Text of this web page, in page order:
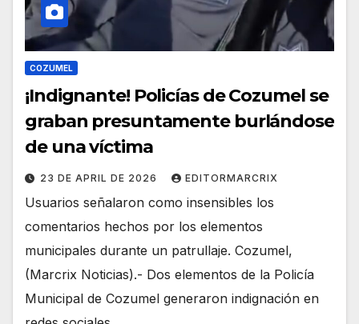
COZUMEL
¡Indignante! Policías de Cozumel se
graban presuntamente burlándose
de una víctima
23 DE APRIL DE 2026 EDITORMARCRIX
Usuarios señalaron como insensibles los
comentarios hechos por los elementos
municipales durante un patrullaje. Cozumel,
(Marcrix Noticias).- Dos elementos de la Policía
Municipal de Cozumel generaron indignación en